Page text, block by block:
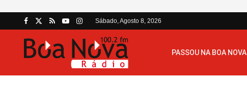
Sábado, Agosto 8, 2026
PASSOU NA BOA NOVA